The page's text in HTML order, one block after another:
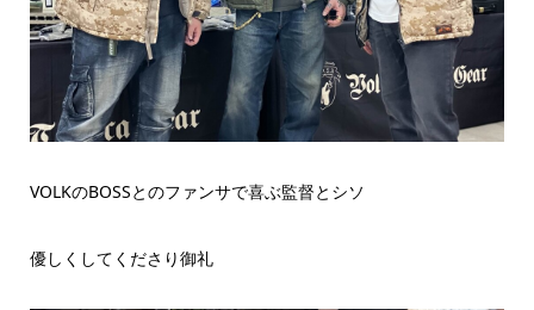
VOLKのBOSSとのファンサで喜ぶ監督とシソ
優しくしてくださり御礼